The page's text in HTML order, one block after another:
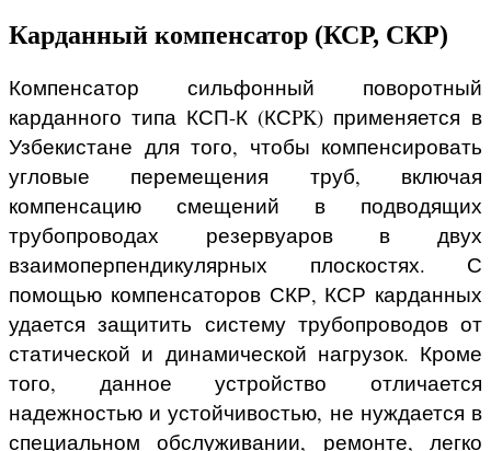
Карданный компенсатор (КСР, СКР)
Компенсатор сильфонный поворотный
карданного типа КСП-К (КСPK) применяется в
Узбекистане для того, чтобы компенсировать
угловые перемещения труб, включая
компенсацию смещений в подводящих
трубопроводах резервуаров в двух
взаимоперпендикулярных плоскостях. С
помощью компенсаторов СКР, КСР карданных
удается защитить систему трубопроводов от
статической и динамической нагрузок. Кроме
того, данное устройство отличается
надежностью и устойчивостью, не нуждается в
специальном обслуживании, ремонте, легко